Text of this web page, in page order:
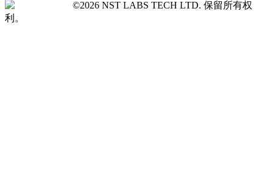
©2026 NST LABS TECH LTD. 保留所有权
利。